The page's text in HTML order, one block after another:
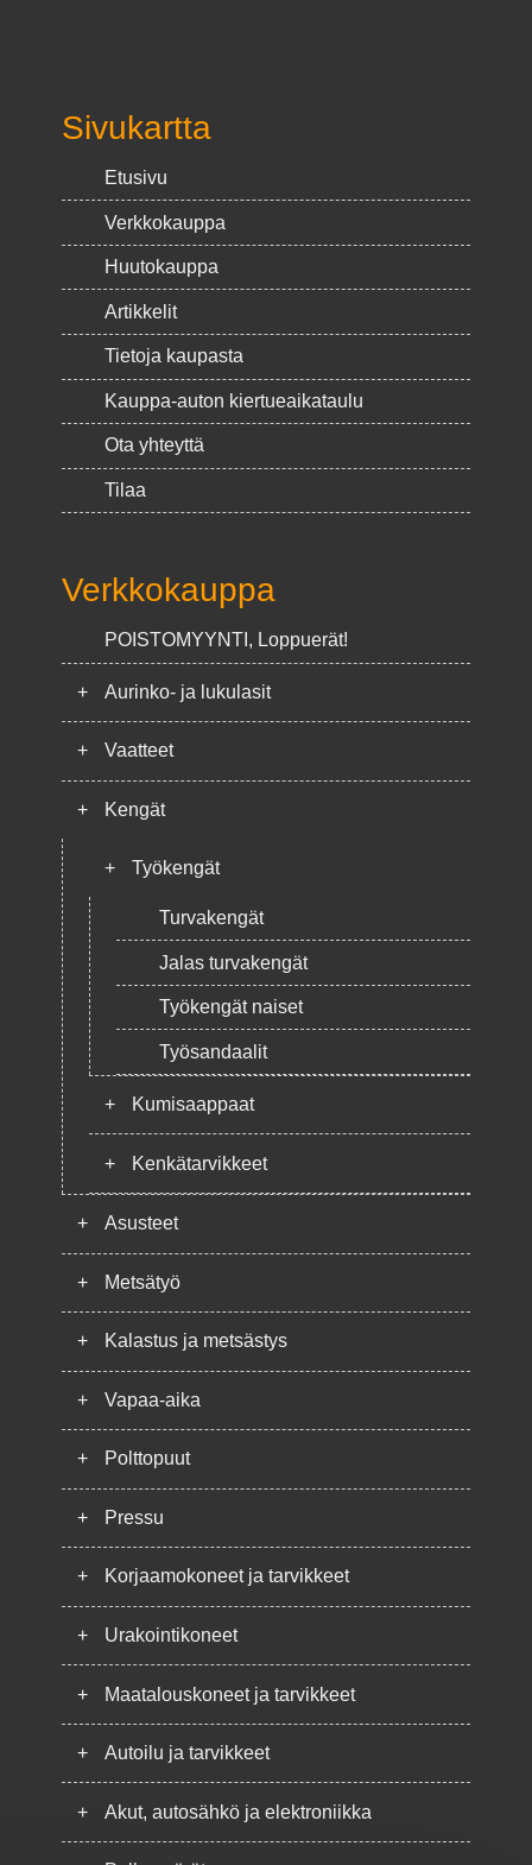
Sivukartta
Etusivu
Verkkokauppa
Huutokauppa
Artikkelit
Tietoja kaupasta
Kauppa-auton kiertueaikataulu
Ota yhteyttä
Tilaa
Verkkokauppa
POISTOMYYNTI, Loppuerät!
+ Aurinko- ja lukulasit
+ Vaatteet
+ Kengät
+ Työkengät
Turvakengät
Jalas turvakengät
Työkengät naiset
Työsandaalit
+ Kumisaappaat
+ Kenkätarvikkeet
+ Asusteet
+ Metsätyö
+ Kalastus ja metsästys
+ Vapaa-aika
+ Polttopuut
+ Pressu
+ Korjaamokoneet ja tarvikkeet
+ Urakointikoneet
+ Maatalouskoneet ja tarvikkeet
+ Autoilu ja tarvikkeet
+ Akut, autosähkö ja elektroniikka